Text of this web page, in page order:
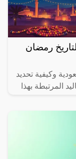
لتاريخ رمضان
2025 في السعودية وكيفية تحديد
المرتبطة بهذا